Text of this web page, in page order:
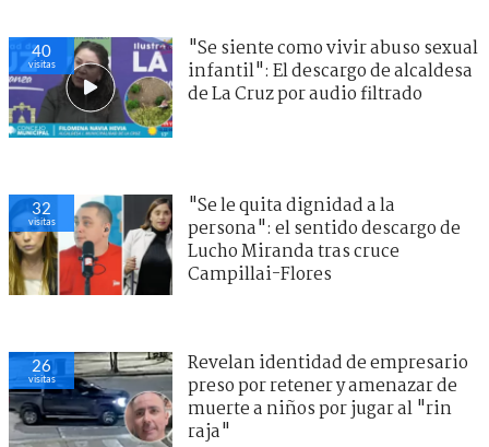
40
visitas
"Se siente como vivir abuso sexual
infantil": El descargo de alcaldesa
de La Cruz por audio filtrado
32
visitas
"Se le quita dignidad a la
persona": el sentido descargo de
Lucho Miranda tras cruce
Campillai-Flores
26
visitas
Revelan identidad de empresario
preso por retener y amenazar de
muerte a niños por jugar al "rin
raja"